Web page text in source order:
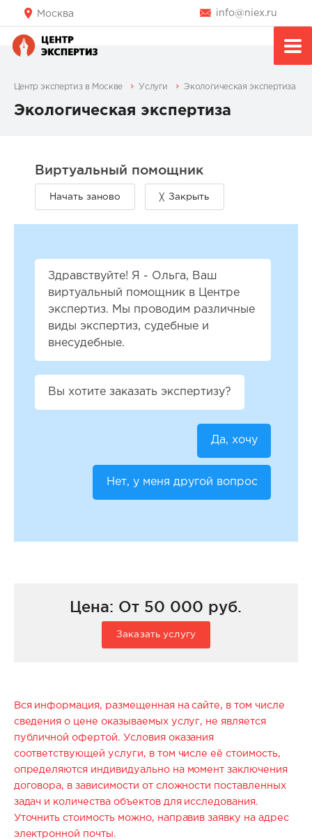
Москва info@niex.ru
Центр экспертиз в Москве Услуги Экологическая экспертиза
Экологическая экспертиза
Здравствуйте! Я - Ольга, Ваш
виртуальный помощник в Центре
экспертиз. Мы проводим различные
виды экспертиз, судебные и
внесудебные.
Вы хотите заказать экспертизу?
Да, хочу
Нет, у меня другой вопрос
Цена: От 50 000 руб.
Заказать услугу
Вся информация, размещенная на сайте, в том числе
сведения о цене оказываемых услуг, не является
публичной офертой. Условия оказания
соответствующей услуги, в том числе её стоимость,
определяются индивидуально на момент заключения
договора, в зависимости от сложности поставленных
задач и количества объектов для исследования.
Уточнить стоимость можно, направив заявку на адрес
электронной почты.